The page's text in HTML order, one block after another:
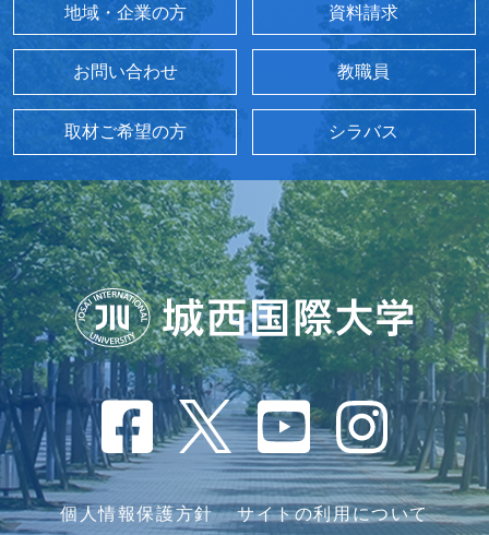
地域・企業の方 資料請求
お問い合わせ 教職員
取材ご希望の方 シラバス
個人情報保護方針 サイトの利用について